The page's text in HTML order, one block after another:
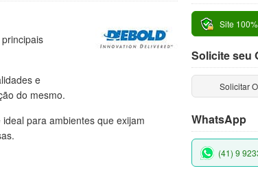
Site
Solicite seu
Solicitar
WhatsApp
(41) 9
e
do mesmo.
para ambientes que exijam